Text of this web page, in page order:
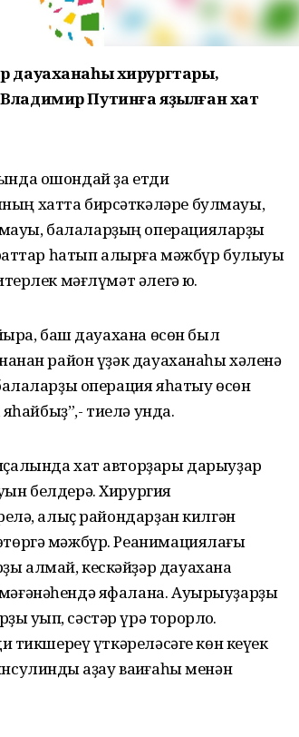
дауаханаһы хирургтары,
Путинға яҙылған хат
ошондай ҙа етди
хатта бирсәткәләре булмауы,
балаларҙың операцияларҙы
һатып алырға мәжбүр булыуы
мәғлүмәт әлегә юҡ.
баш дауахана өсөн был
район үҙәк дауаханаһы хәленә
операция яһатыу өсөн
яһайбыҙ”,- тиелә унда.
хат авторҙары дарыуҙар
белдерә. Хирургия
алыҫ райондарҙан килгән
мәжбүр. Реанимациялағы
алмай, кескәйҙәр дауахана
яфалана. Ауырыуҙарҙы
уҡып, сәстәр үрә торорлоҡ.
тикшереү үткәреләсәге көн кеүек
ҡаҙау ваҡиғаһы менән